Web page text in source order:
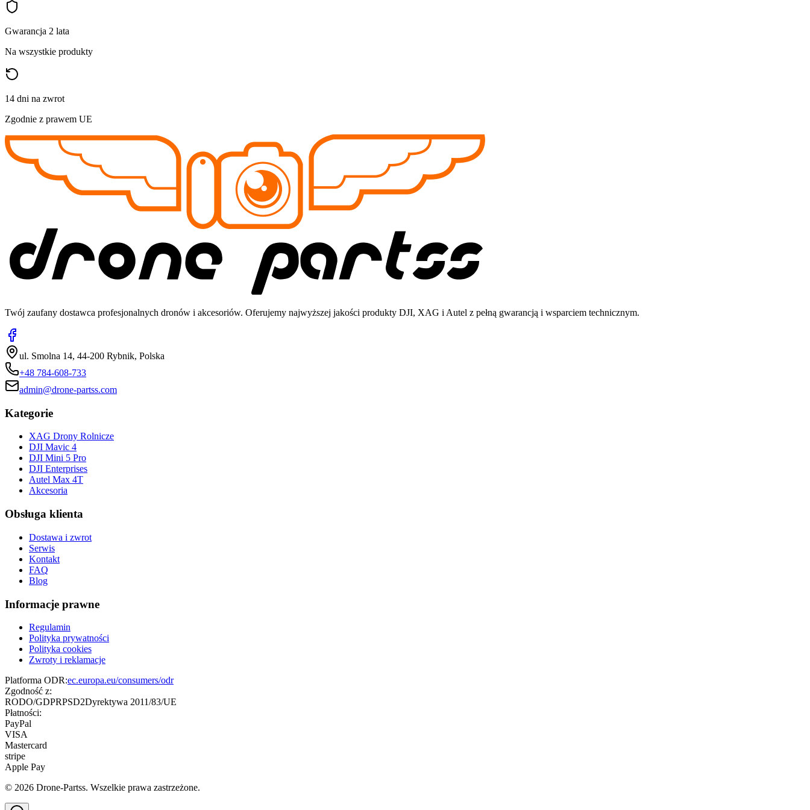
Gwarancja 2 lata
Na wszystkie produkty
14 dni na zwrot
Zgodnie z prawem UE
Twój zaufany dostawca profesjonalnych dronów i akcesoriów. Oferujemy najwyższej jakości produkty DJI, XAG i Autel z pełną gwarancją i wsparciem technicznym.
ul. Smolna 14, 44-200 Rybnik, Polska
+48 784-608-733
admin@drone-partss.com
Kategorie
XAG Drony Rolnicze
DJI Mavic 4
DJI Mini 5 Pro
DJI Enterprises
Autel Max 4T
Akcesoria
Obsługa klienta
Dostawa i zwrot
Serwis
Kontakt
FAQ
Blog
Informacje prawne
Regulamin
Polityka prywatności
Polityka cookies
Zwroty i reklamacje
Platforma ODR:ec.europa.eu/consumers/odr
Zgodność z:
RODO/GDPRPSD2Dyrektywa 2011/83/UE
Płatności:
PayPal
VISA
Mastercard
stripe
Apple Pay
© 2026 Drone-Partss. Wszelkie prawa zastrzeżone.